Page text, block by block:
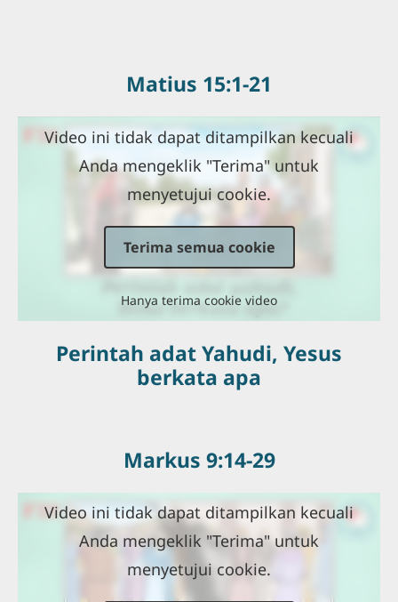
Matius 15:1-21
Video ini tidak dapat ditampilkan kecuali
Anda mengeklik "Terima" untuk
menyetujui cookie.
Terima semua cookie
Hanya terima cookie video
Perintah adat Yahudi, Yesus
berkata apa
Markus 9:14-29
Video ini tidak dapat ditampilkan kecuali
Anda mengeklik "Terima" untuk
menyetujui cookie.